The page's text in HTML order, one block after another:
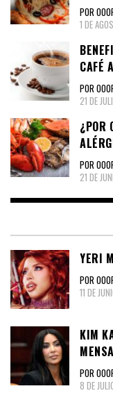
POR
1 DE
CAFÉ
POR
21 DE
¿POR
POR
21 DE
YERI
POR
11 DE
KIM
POR
8 DE